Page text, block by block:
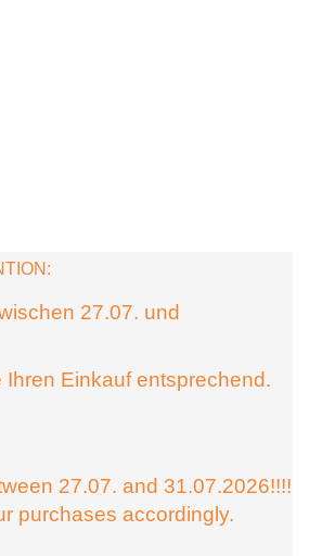
27.07. und
Ihren Einkauf entsprechend.
27.07. and 31.07.2026!!!!
purchases accordingly.